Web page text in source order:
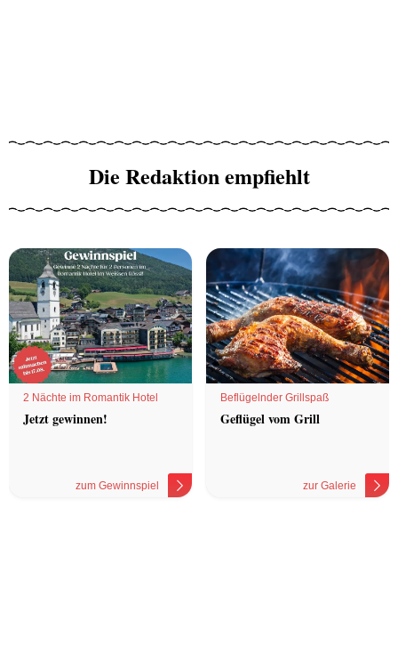
Die Redaktion empfiehlt
2 Nächte im Romantik Hotel
Jetzt gewinnen!
zum Gewinnspiel
Beflügelnder Grillspaß
Geflügel vom Grill
zur Galerie